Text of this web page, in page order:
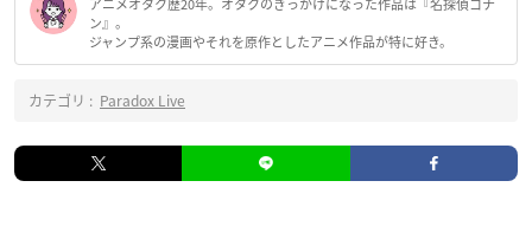
アニメオタク歴20年。オタクのきっかけになった作品は『名探偵コナ
ン』。
ジャンプ系の漫画やそれを原作としたアニメ作品が特に好き。
カテゴリ : Paradox Live